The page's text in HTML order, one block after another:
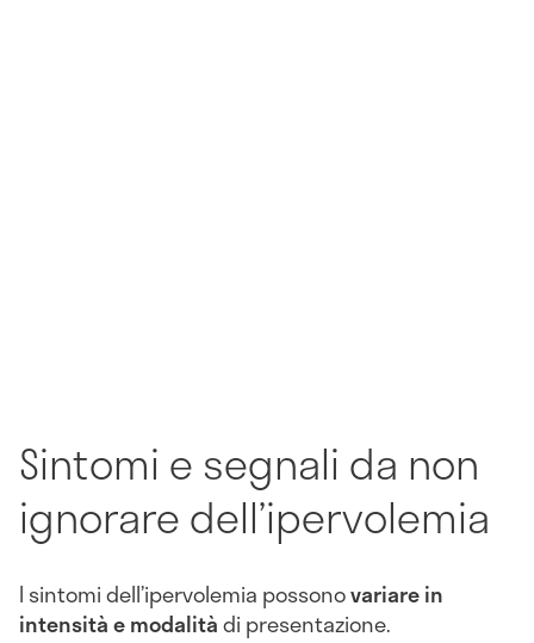
Sintomi e segnali da non
ignorare dell’ipervolemia
I sintomi dell’ipervolemia possonovariare in
intensità e modalitàdi presentazione.